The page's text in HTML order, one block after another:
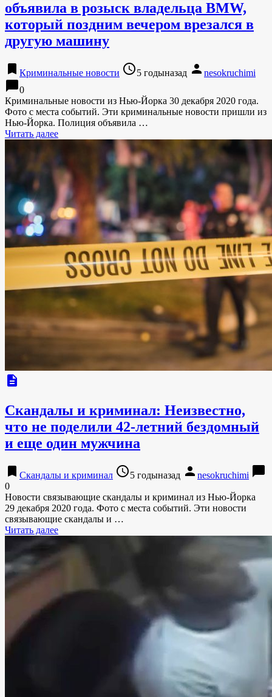
объявила в розыск владельца BMW,
который поздним вечером врезался в
другую машину
bookmark Криминальные новости access_time5 годыназад person nesokruchimi
chat_bubble0
Криминальные новости из Нью-Йорка 30 декабря 2020 года.
Фото с места событий. Эти криминальные новости пришли из
Нью-Йорка. Полиция объявила …
Читать далее
description
Скандалы и криминал: Неизвестно,
что не поделили 42-летний бездомный
и еще один мужчина
bookmark Скандалы и криминал access_time5 годыназад person nesokruchimi chat_bubble
0
Новости связывающие скандалы и криминал из Нью-Йорка
29 декабря 2020 года. Фото с места событий. Эти новости
связывающие скандалы и …
Читать далее